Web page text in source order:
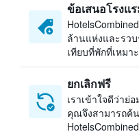
ข้อเสนอโรงแ
ล้านแห่งและรว
เทียบที่พักที่เหม
ยกเลิกฟรี
เราเข้าใจดีว่าย่
คุณจึงสามารถค้